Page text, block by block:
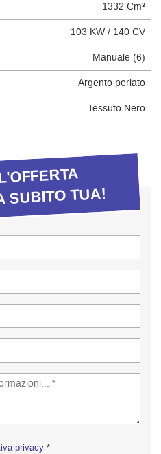
1332 Cm³
103 KW / 140 CV
Manuale (6)
Argento perlato
Tessuto Nero
SUBITO TUA!
privacy *
dell'esperienza utente